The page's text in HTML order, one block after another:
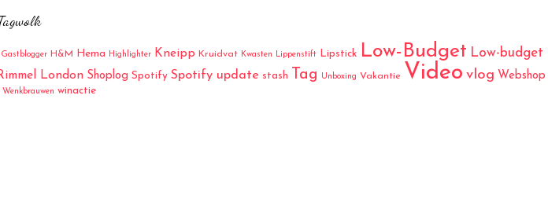
Gastblogger H&M Hema Highlighter Kneipp Kruidvat Kwasten Lippenstift Lipstick Low-Budget Low-budget
London Shoplog Spotify Spotify update stash Tag Unboxing Vakantie Video vlog Webshop
Wenkbrauwen winactie